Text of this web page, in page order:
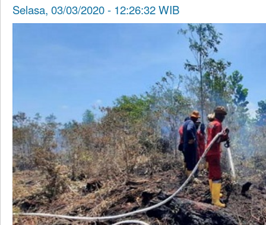
Selasa, 03/03/2020 - 12:26:32 WIB